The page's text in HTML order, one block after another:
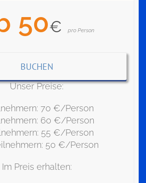
50€ pro Person
BUCHEN
Unser Preise:
70 €/Person
60 €/Person
55 €/Person
50 €/Person
Im Preis erhalten: